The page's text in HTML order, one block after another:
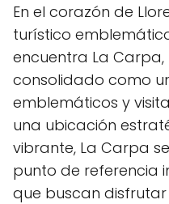
En el corazón de
turístico
encuentra La
consolidado como
emblemáticos y
una ubicación
vibrante, La Carpa
punto de referencia
que buscan